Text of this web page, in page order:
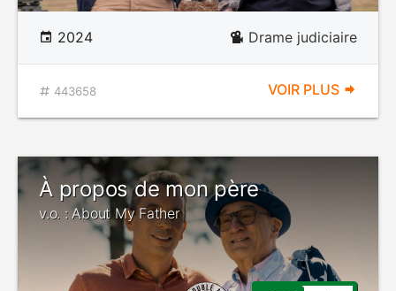
2024 Drame judiciaire
443658 VOIR PLUS
À propos de mon père
v.o. : About My Father